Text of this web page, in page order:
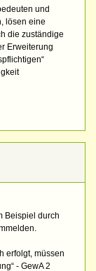
und
lösen eine
die zuständige
Erweiterung
Beispiel durch
erfolgt, müssen
- GewA 2